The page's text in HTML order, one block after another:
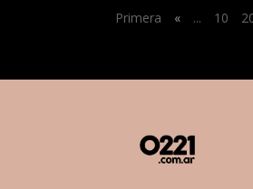
Primera « ... 10